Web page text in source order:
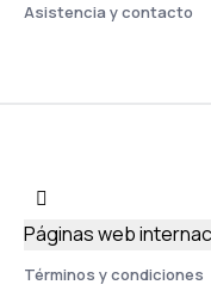
Asistencia y contacto
Términos y condiciones
Páginas web